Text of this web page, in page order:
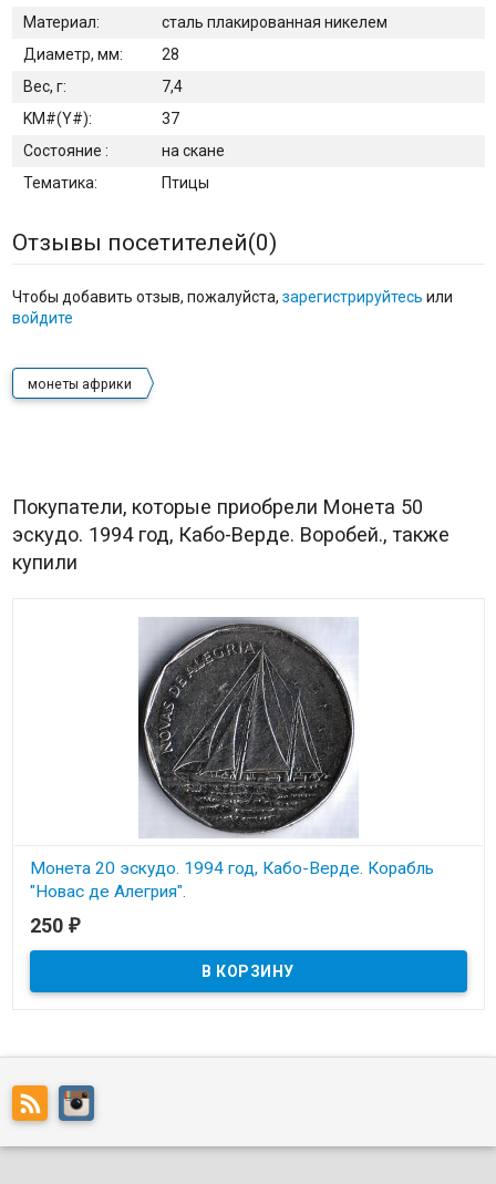
Материал:
сталь плакированная никелем
Диаметр, мм:
28
Вес, г:
7,4
KM#(Y#):
37
Состояние :
на скане
Тематика:
Птицы
Отзывы посетителей(0)
Чтобы добавить отзыв, пожалуйста, зарегистрируйтесь или
войдите
монеты африки
Покупатели, которые приобрели Монета 50
эскудо. 1994 год, Кабо-Верде. Воробей., также
купили
Монета 20 эскудо. 1994 год, Кабо-Верде. Корабль
"Новас де Алегрия".
В наличии
250 ₽